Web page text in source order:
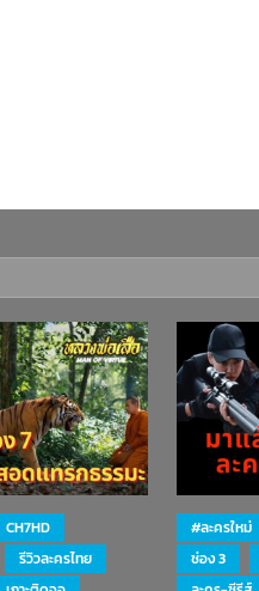
CH7HD
รีวิวละครไทย
#ละครใหม่
ช่อง 3